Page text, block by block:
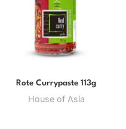
Rote Currypaste 113g
House of Asia